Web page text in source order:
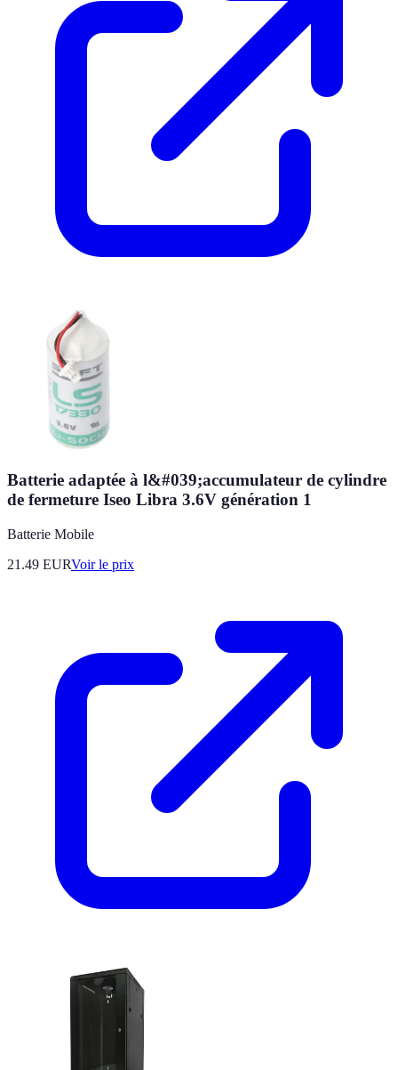
Batterie adaptée à l&#039;accumulateur de cylindre
de fermeture Iseo Libra 3.6V génération 1
Batterie Mobile
21.49 EURVoir le prix